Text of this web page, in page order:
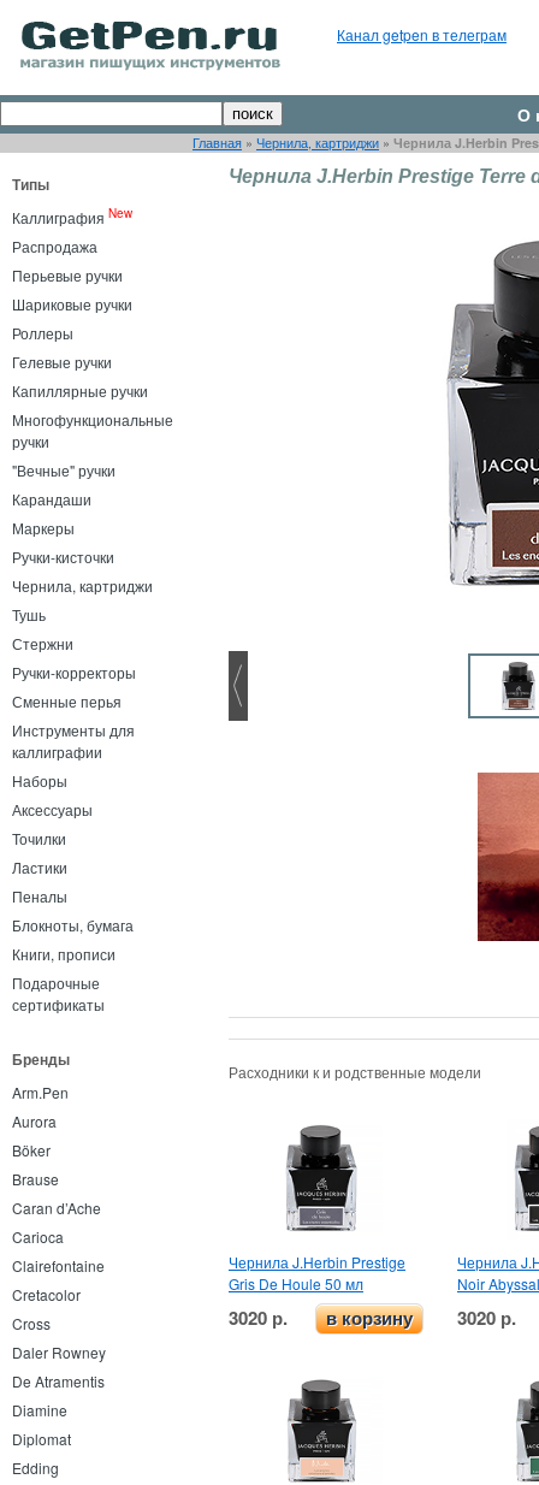
Канал getpen в телеграм
О
Главная » Чернила, картриджи » Чернила J.Herbin
Типы
Каллиграфия New
Распродажа
Перьевые ручки
Шариковые ручки
Роллеры
Гелевые ручки
Капиллярные ручки
Многофункциональные
ручки
"Вечные" ручки
Карандаши
Маркеры
Ручки-кисточки
Чернила, картриджи
Тушь
Стержни
Ручки-корректоры
Сменные перья
Инструменты для
каллиграфии
Наборы
Аксессуары
Точилки
Ластики
Пеналы
Блокноты, бумага
Книги, прописи
Подарочные
сертификаты
Бренды
Arm.Pen
Aurora
Böker
Brause
Caran d’Ache
Carioca
Clairefontaine
Cretacolor
Cross
Daler Rowney
De Atramentis
Diamine
Diplomat
Edding
Чернила J.Herbin Prestige Terre
Расходники к и родственные модели
Чернила J.Herbin Prestige
Gris De Houle 50 мл
3020 р. в корзину
Чернила
Noir
3020 р.